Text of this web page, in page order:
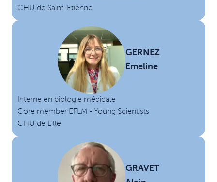
CHU de Saint-Etienne
GERNEZ
Emeline
Interne en biologie médicale
Core member EFLM - Young Scientists
CHU de Lille
GRAVET